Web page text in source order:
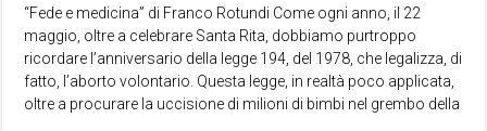
“Fede e medicina” di Franco Rotundi Come ogni anno, il 22
maggio, oltre a celebrare Santa Rita, dobbiamo purtroppo
ricordare l’anniversario della legge 194, del 1978, che legalizza, di
fatto, l’aborto volontario. Questa legge, in realtà poco applicata,
oltre a procurare la uccisione di milioni di bimbi nel grembo della